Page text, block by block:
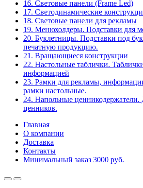
16. Световые панели (Frame Led)
17. Светодинамические
18. Световые панели для рекламы
19. Менюхолдеры. Подставки для
20. Буклетницы. Подставки под
печатную продукцию.
21. Вращающиеся конструкции
22. Настольные таблички.
информацией
23. Рамки для рекламы,
рамки настольные.
24. Напольные ценникодержатели.
ценников.
Главная
О компании
Доставка
Контакты
Минимальный заказ 3000 руб.